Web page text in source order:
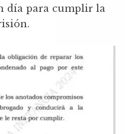
día para cumplir la